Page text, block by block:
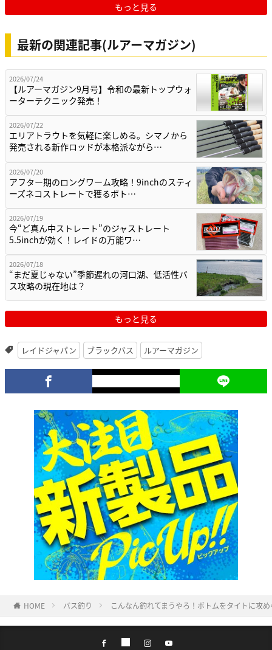
もっと見る
最新の関連記事(ルアーマガジン)
2026/07/24
【ルアーマガジン9月号】令和の最新トップウォ
ーターテクニック発売！
2026/07/22
エリアトラウトを気軽に楽しめる。シマノから
発売される新作ロッドが本格派ながら…
2026/07/20
アフター期のロングワーム攻略！9inchのスティ
ーズネコストレートで獲るボト…
2026/07/19
今“ど真ん中ストレート”のジャストレート
5.5inchが効く！レイドの万能ワ…
2026/07/18
“まだ夏じゃない”季節遅れの河口湖、低活性バ
ス攻略の現在地は？
もっと見る
レイドジャパン ブラックバス ルアーマガジン
HOME バス釣り こんなん釣れてまうやろ！ボトムをタイトに攻